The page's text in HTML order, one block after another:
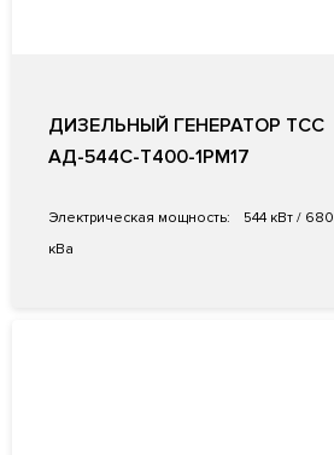
ДИЗЕЛЬНЫЙ ГЕНЕРАТОР ТСС
АД-544С-Т400-1РМ17
Электрическая мощность:
544 кВт / 680
кВа